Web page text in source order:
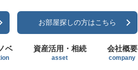
お部屋探しの方はこちら
ベ 資産活用・相続
asset
会社概要
company